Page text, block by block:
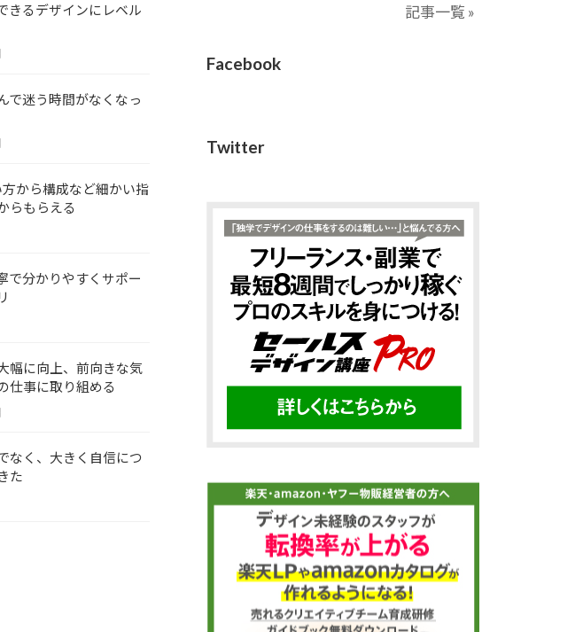
きるデザインにレベル
で迷う時間がなくなっ
から構成など細かい指
らもらえる
で分かりやすくサポー
幅に向上、前向きな気
仕事に取り組める
なく、大きく自信につ
た
記事一覧 »
Facebook
Twitter